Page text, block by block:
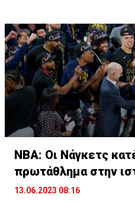
NBA: Οι Νάγκετς
πρωτάθλημα στην
13.06.2023 08:16